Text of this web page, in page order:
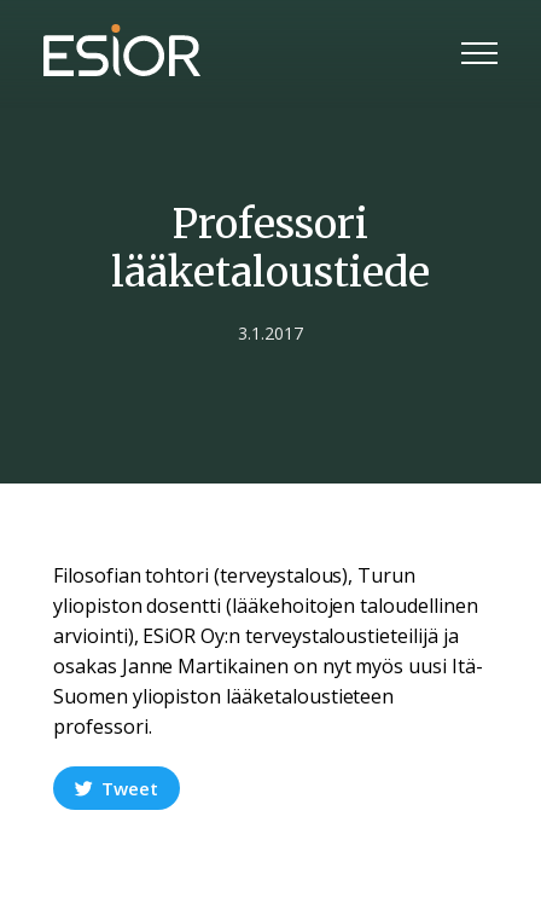
Professori
lääketaloustiede
3.1.2017
Filosofian tohtori (terveystalous), Turun
yliopiston dosentti (lääkehoitojen taloudellinen
arviointi), ESiOR Oy:n terveystaloustieteilijä ja
osakas Janne Martikainen on nyt myös uusi Itä-
Suomen yliopiston lääketaloustieteen
professori.
Tweet